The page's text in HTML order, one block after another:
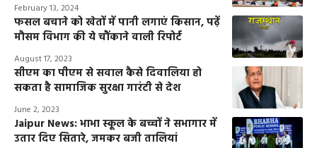
February 13, 2024
फसल बचाने को खेतों में पानी लगाएं किसान, पढ़ें
मौसम विभाग की ये चौंकाने वाली रिपोर्ट
August 17, 2023
सीएम का पीएम से सवाल कैसे दिवालिया हो
सकता है सामाजिक सुरक्षा गारंटी से देश
June 2, 2023
Jaipur News: भाभा स्कूल के बच्चों ने सभागार में
उतार दिए सितारे, जमकर बजी तालियां